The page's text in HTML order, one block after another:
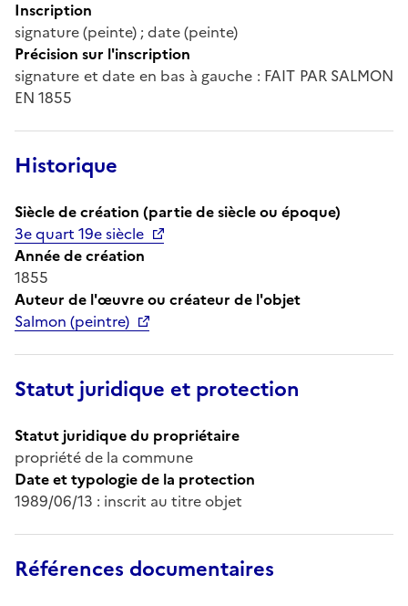
Inscription
signature (peinte) ; date (peinte)
Précision sur l'inscription
signature et date en bas à gauche : FAIT PAR SALMON
EN 1855
Historique
Siècle de création (partie de siècle ou époque)
3e quart 19e siècle
Année de création
1855
Auteur de l'œuvre ou créateur de l'objet
Salmon (peintre)
Statut juridique et protection
Statut juridique du propriétaire
propriété de la commune
Date et typologie de la protection
1989/06/13 : inscrit au titre objet
Références documentaires